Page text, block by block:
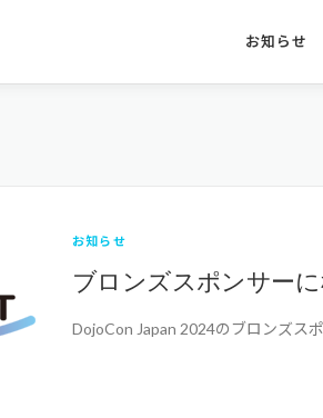
お知らせ
お知らせ
ブロンズスポンサーに
DojoCon Japan 2024のブロンズス